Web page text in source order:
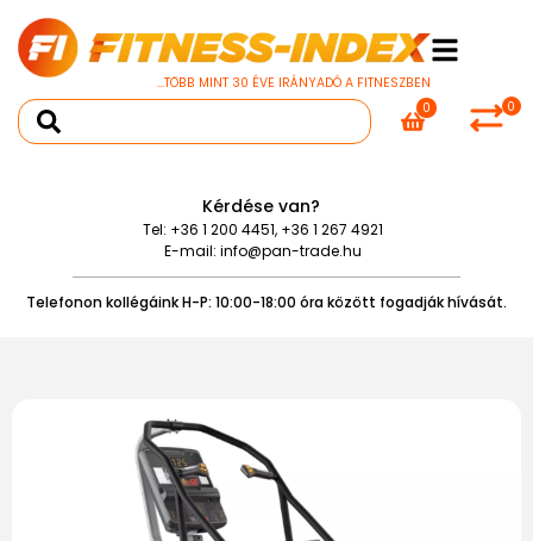
...TÖBB MINT 30 ÉVE IRÁNYADÓ A FITNESZBEN
0
0
Kérdése van?
Tel: +36 1 200 4451, +36 1 267 4921
E-mail: info@pan-trade.hu
Telefonon kollégáink H-P: 10:00-18:00 óra között fogadják hívását.